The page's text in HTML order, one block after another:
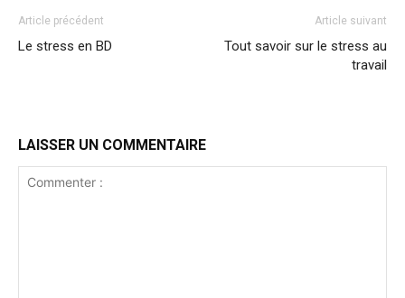
Article précédent
Le stress en BD
Article suivant
Tout savoir sur le stress au
travail
LAISSER UN COMMENTAIRE